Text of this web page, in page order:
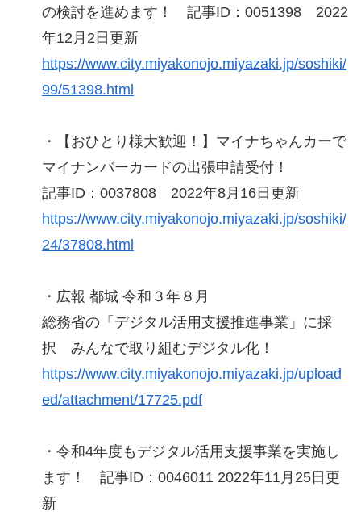
の検討を進めます！ 記事ID：0051398 2022
年12月2日更新
https://www.city.miyakonojo.miyazaki.jp/soshiki/
99/51398.html
・【おひとり様大歓迎！】マイナちゃんカーで
マイナンバーカードの出張申請受付！
記事ID：0037808 2022年8月16日更新
https://www.city.miyakonojo.miyazaki.jp/soshiki/
24/37808.html
・広報 都城 令和３年８月
総務省の「デジタル活用支援推進事業」に採
択 みんなで取り組むデジタル化！
https://www.city.miyakonojo.miyazaki.jp/upload
ed/attachment/17725.pdf
・令和4年度もデジタル活用支援事業を実施し
ます！ 記事ID：0046011 2022年11月25日更
新